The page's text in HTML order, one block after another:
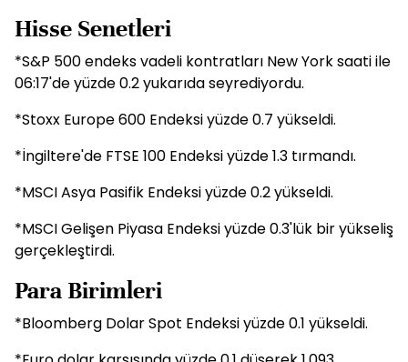
Hisse Senetleri
*S&P 500 endeks vadeli kontratları New York saati ile
06:17'de yüzde 0.2 yukarıda seyrediyordu.
*Stoxx Europe 600 Endeksi yüzde 0.7 yükseldi.
*İngiltere'de FTSE 100 Endeksi yüzde 1.3 tırmandı.
*MSCI Asya Pasifik Endeksi yüzde 0.2 yükseldi.
*MSCI Gelişen Piyasa Endeksi yüzde 0.3'lük bir yükseliş
gerçekleştirdi.
Para Birimleri
*Bloomberg Dolar Spot Endeksi yüzde 0.1 yükseldi.